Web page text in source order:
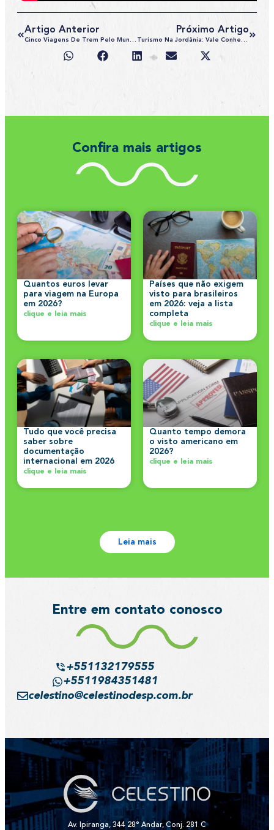
Artigo Anterior Próximo Artigo
Confira mais artigos
Quantos euros levar
para viagem na Europa
em 2026?
clique e leia mais
Países que não exigem
visto para brasileiros
em 2026: veja a lista
completa
clique e leia mais
Tudo que você precisa
saber sobre
documentação
internacional em 2026
clique e leia mais
Quanto tempo demora
o visto americano em
2026?
clique e leia mais
Leia mais
Entre em contato conosco
+551132179555
+5511984351481
celestino@celestinodesp.com.br
Av. Ipiranga, 344 28° Andar, Conj. 281 C